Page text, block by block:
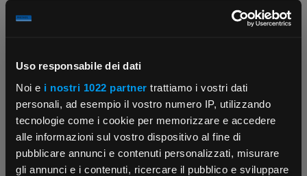
Uso responsabile dei dati
Noi e i nostri 1022 partner trattiamo i vostri dati
personali, ad esempio il vostro numero IP, utilizzando
tecnologie come i cookie per memorizzare e accedere
alle informazioni sul vostro dispositivo al fine di
pubblicare annunci e contenuti personalizzati, misurare
gli annunci e i contenuti, ricercare il pubblico e sviluppare
Chiedi ai nostri tecnici
Parla con il customer care dedicato Ti affiancheremo passo dopo passo